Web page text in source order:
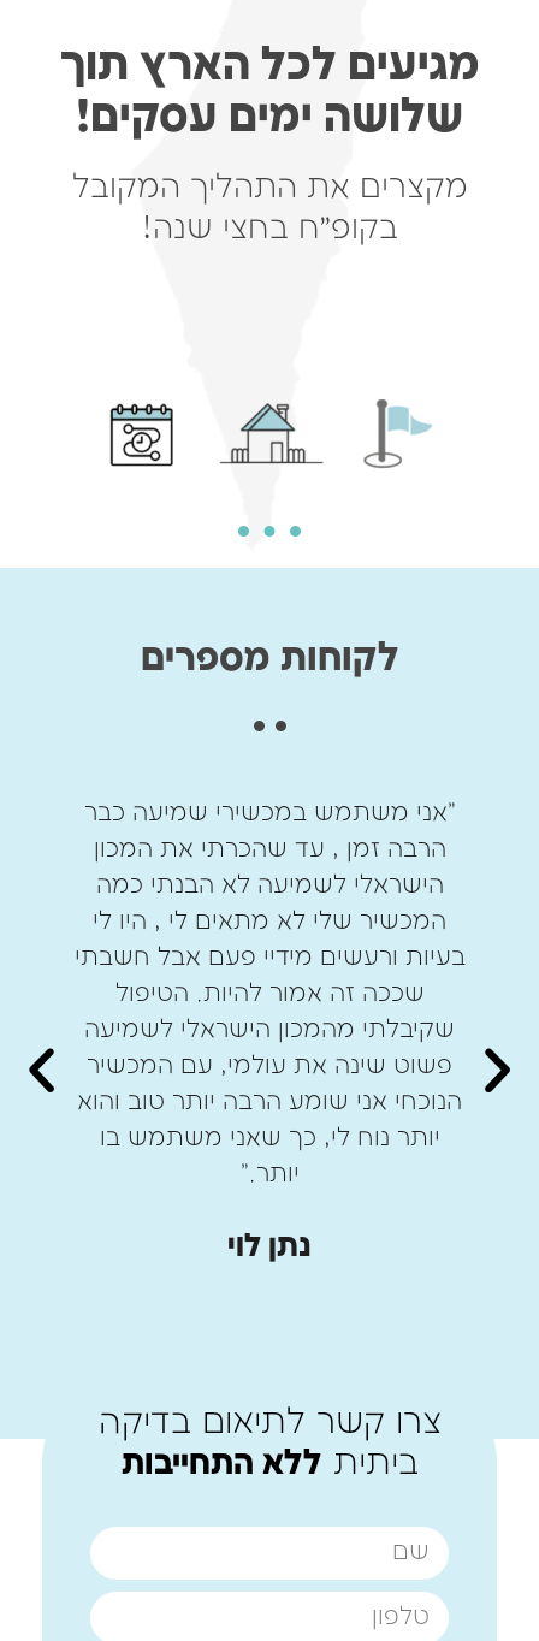
מגיעים לכל הארץ תוך
שלושה ימים עסקים!
מקצרים את התהליך המקובל
בקופ״ח בחצי שנה!
לקוחות מספרים
"אני משתמש במכשירי שמיעה כבר
הרבה זמן , עד שהכרתי את המכון
הישראלי לשמיעה לא הבנתי כמה
המכשיר שלי לא מתאים לי , היו לי
בעיות ורעשים מידיי פעם אבל חשבתי
שככה זה אמור להיות. הטיפול
שקיבלתי מהמכון הישראלי לשמיעה
פשוט שינה את עולמי, עם המכשיר
הנוכחי אני שומע הרבה יותר טוב והוא
יותר נוח לי, כך שאני משתמש בו
יותר."
נתן לוי
צרו קשר לתיאום בדיקה
ביתית ללא התחייבות